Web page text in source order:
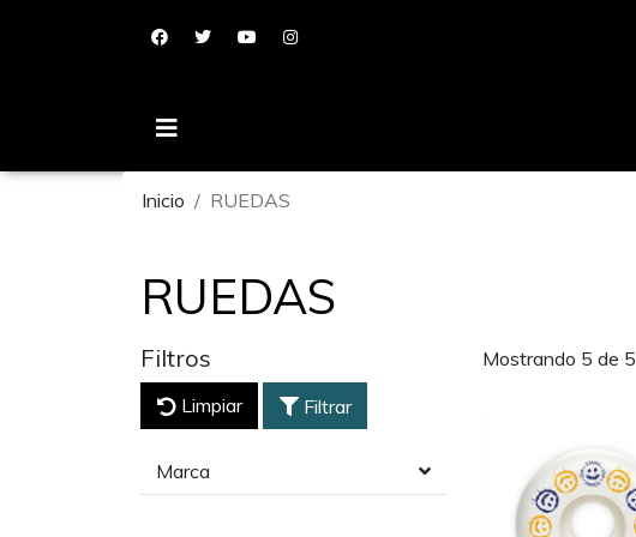
Inicio RUEDAS
RUEDAS
Filtros
Limpiar Filtrar
Marca
Mostrando 5 de 5